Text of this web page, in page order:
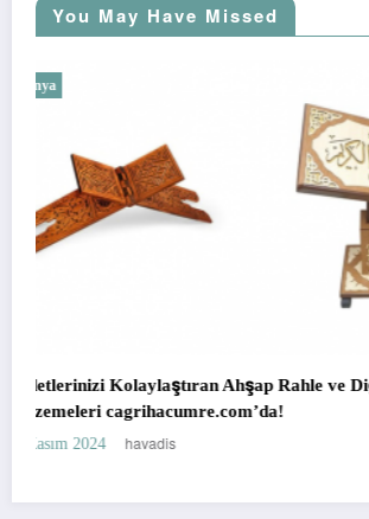
You May Have Missed
Diğer Cami
Sapanca’da Doğa ile İç